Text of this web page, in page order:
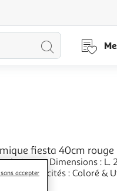
Lancer
fiesta 40cm rouge
: Dimensions : L.
Spécificités : Coloré &
accepter